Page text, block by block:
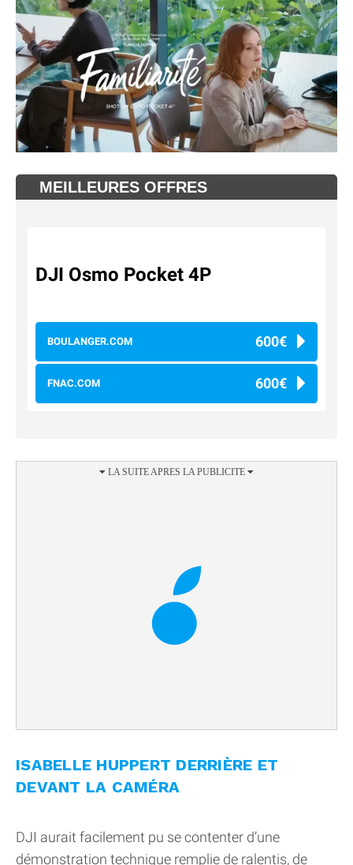
MEILLEURES OFFRES
DJI Osmo Pocket 4P
BOULANGER.COM 600€
FNAC.COM 600€
ISABELLE HUPPERT DERRIÈRE ET
DEVANT LA CAMÉRA
DJI aurait facilement pu se contenter d’une
démonstration technique remplie de ralentis, de